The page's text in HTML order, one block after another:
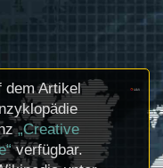
dem Artikel
„Creative
verfügbar.